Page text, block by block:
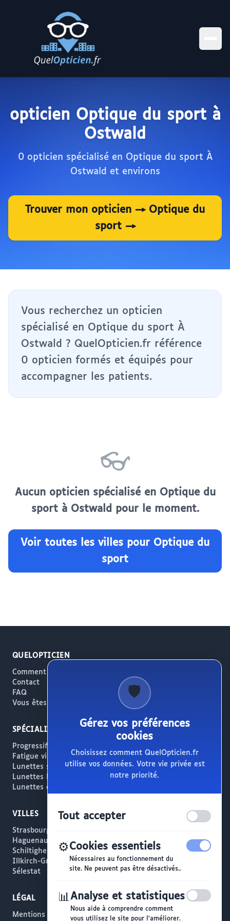
opticien Optique du sport à
Ostwald
0 opticien spécialisé en Optique du sport À
Ostwald et environs
Trouver mon opticien → Optique du
sport →
Vous recherchez un opticien
spécialisé en Optique du sport À
Ostwald ? QuelOpticien.fr référence
0 opticien formés et équipés pour
accompagner les patients.
👓
Aucun opticien spécialisé en Optique du
sport à Ostwald pour le moment.
Voir toutes les villes pour Optique du
sport
QUELOPTICIEN
Comment ça marche
Contact
FAQ
Vous êtes opticien ?
SPÉCIALITÉS
Progressifs / Presbytie
Fatigue visuelle / Écrans
Lunettes solaires
Lunettes haut de gamme
Lunettes créateur
VILLES
Strasbourg
Haguenau
Schiltigheim
Illkirch-Graffenstaden
Sélestat
LÉGAL
Mentions légales
🛡️
Gérez vos préférences
cookies
Choisissez comment QuelOpticien.fr
utilise vos données. Votre vie privée est
notre priorité.
Tout accepter
⚙️Cookies essentiels
Nécessaires au fonctionnement du
site. Ne peuvent pas être désactivés..
📊Analyse et statistiques
Nous aide à comprendre comment
vous utilisez le site pour l'améliorer.